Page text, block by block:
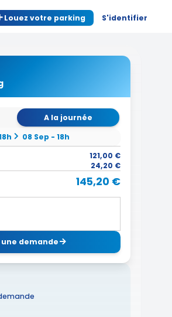
Louez votre parking S'identifier
A la journée
08 Sep - 18h
121,00 €
24,20 €
145,20 €
une demande